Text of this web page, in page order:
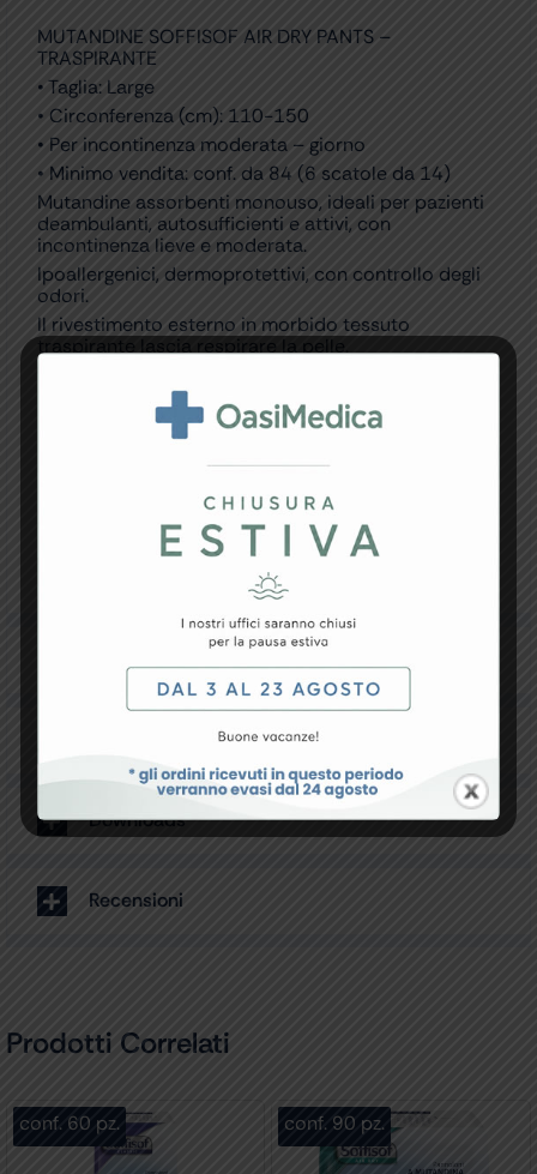
MUTANDINE SOFFISOF AIR DRY PANTS –
TRASPIRANTE
• Taglia: Large
• Circonferenza (cm): 110-150
• Per incontinenza moderata – giorno
• Minimo vendita: conf. da 84 (6 scatole da 14)
Mutandine assorbenti monouso, ideali per pazienti
deambulanti, autosufficienti e attivi, con
incontinenza lieve e moderata.
Ipoallergenici, dermoprotettivi, con controllo degli
odori.
Il rivestimento esterno in morbido tessuto
traspirante lascia respirare la pelle.
maggiore vestibilità.
I morbidi elastici e le barriere girocoscia
garantiscono la massima protezione contro le
L’indicatore di umidità a scomparsa graduale
suggerisce il momento del cambio.
Pacco multilingue: GB, FR, IT, ES, DE, PT, Arabo.
Resi e Garanzia
Downloads
Recensioni
Prodotti Correlati
conf. 60 pz. conf. 90 pz.